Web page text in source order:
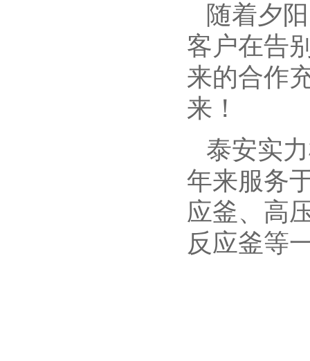
随着夕
客户在告
来的合作
来！
泰安实
年来服务
应釜、高
反应釜等